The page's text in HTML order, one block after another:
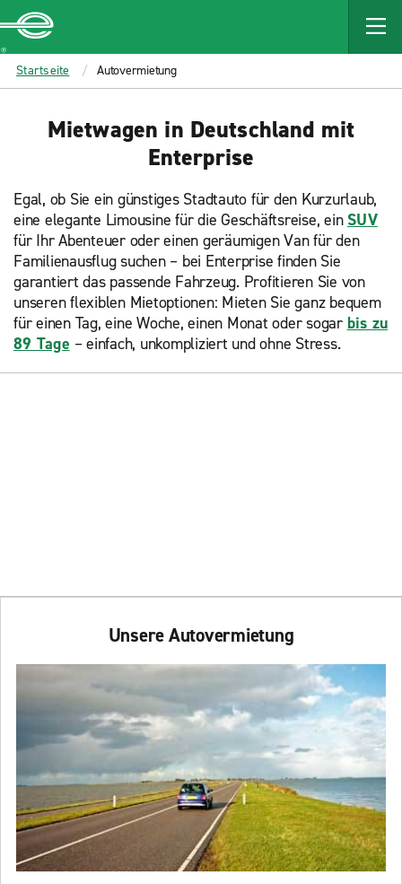
MAIN
CONTENT
Enterprise
Startseite Autovermietung
Mietwagen in Deutschland mit
Enterprise
Egal, ob Sie ein günstiges Stadtauto für den Kurzurlaub,
eine elegante Limousine für die Geschäftsreise, ein SUV
für Ihr Abenteuer oder einen geräumigen Van für den
Familienausflug suchen – bei Enterprise finden Sie
garantiert das passende Fahrzeug. Profitieren Sie von
unseren flexiblen Mietoptionen: Mieten Sie ganz bequem
für einen Tag, eine Woche, einen Monat oder sogar bis zu
89 Tage – einfach, unkompliziert und ohne Stress.
Unsere Autovermietung